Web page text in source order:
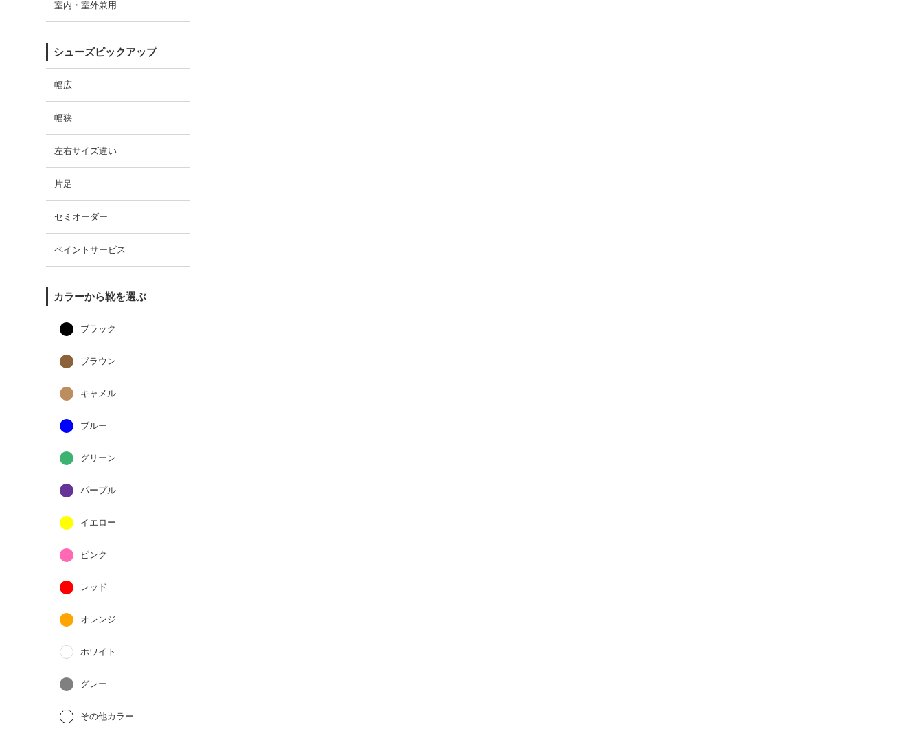
室内・室外兼用
シューズピックアップ
幅広
幅狭
左右サイズ違い
片足
セミオーダー
ペイントサービス
カラーから靴を選ぶ
ブラック
ブラウン
キャメル
ブルー
グリーン
パープル
イエロー
ピンク
レッド
オレンジ
ホワイト
グレー
その他カラー